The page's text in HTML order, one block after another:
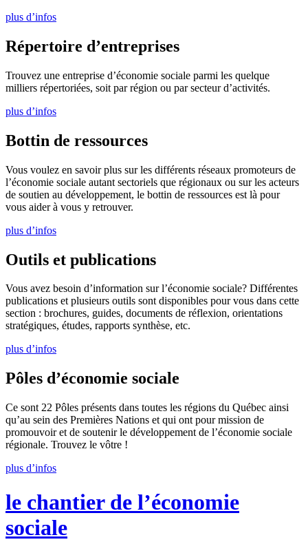
plus d’infos
Répertoire d’entreprises
Trouvez une entreprise d’économie sociale parmi les quelque
milliers répertoriées, soit par région ou par secteur d’activités.
plus d’infos
Bottin de ressources
Vous voulez en savoir plus sur les différents réseaux promoteurs de
l’économie sociale autant sectoriels que régionaux ou sur les acteurs
de soutien au développement, le bottin de ressources est là pour
vous aider à vous y retrouver.
plus d’infos
Outils et publications
Vous avez besoin d’information sur l’économie sociale? Différentes
publications et plusieurs outils sont disponibles pour vous dans cette
section : brochures, guides, documents de réflexion, orientations
stratégiques, études, rapports synthèse, etc.
plus d’infos
Pôles d’économie sociale
Ce sont 22 Pôles présents dans toutes les régions du Québec ainsi
qu’au sein des Premières Nations et qui ont pour mission de
promouvoir et de soutenir le développement de l’économie sociale
régionale. Trouvez le vôtre !
plus d’infos
le chantier de l’économie
sociale